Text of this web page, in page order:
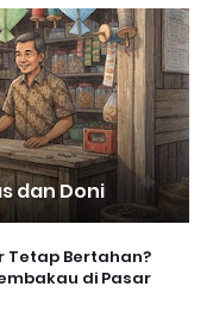
dan Doni
Tetap Bertahan?
di Pasar